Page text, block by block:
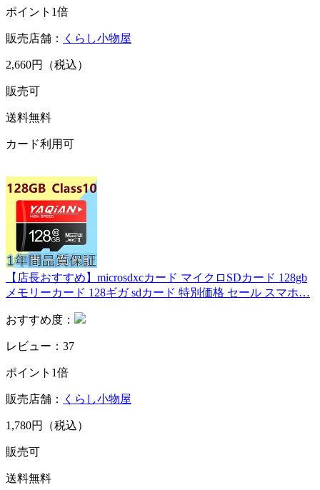
ポイント1倍
販売店舗： くらし小物屋
2,660円（税込）
販売可
送料無料
カード利用可
【店長おすすめ】microsdxcカード マイクロSDカード 128gb
メモリーカード 128ギガ sdカード 特別価格 セール スマホ…
おすすめ度：
レビュー：37
ポイント1倍
販売店舗： くらし小物屋
1,780円（税込）
販売可
送料無料